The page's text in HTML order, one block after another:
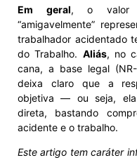
Em geral, o valor
“amigavelmente”
trabalhador acidentado
do Trabalho. Aliás, no
cana, a base legal
deixa claro que a
objetiva — ou seja, ela
direta, bastando
acidente e o trabalho.
Este artigo tem caráter